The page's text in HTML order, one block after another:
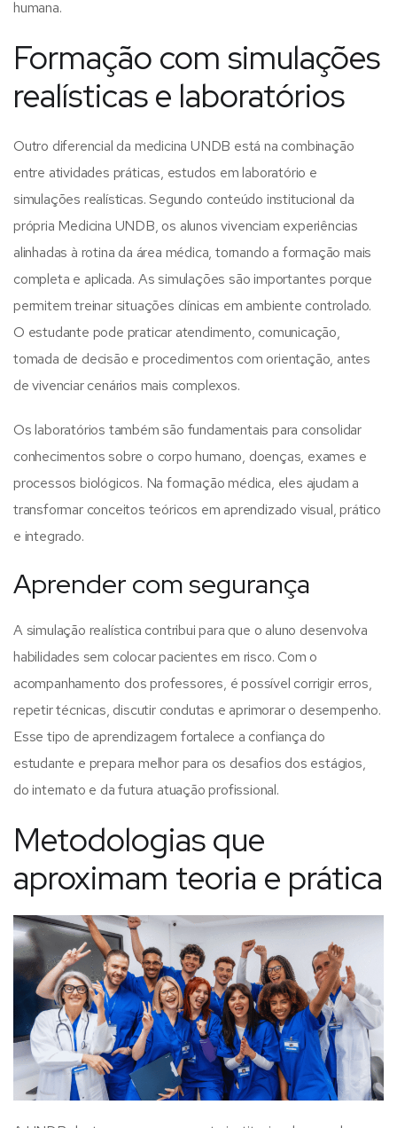
humana.
Formação com simulações
realísticas e laboratórios
Outro diferencial da medicina UNDB está na combinação
entre atividades práticas, estudos em laboratório e
simulações realísticas. Segundo conteúdo institucional da
própria Medicina UNDB, os alunos vivenciam experiências
alinhadas à rotina da área médica, tornando a formação mais
completa e aplicada. As simulações são importantes porque
permitem treinar situações clínicas em ambiente controlado.
O estudante pode praticar atendimento, comunicação,
tomada de decisão e procedimentos com orientação, antes
de vivenciar cenários mais complexos.
Os laboratórios também são fundamentais para consolidar
conhecimentos sobre o corpo humano, doenças, exames e
processos biológicos. Na formação médica, eles ajudam a
transformar conceitos teóricos em aprendizado visual, prático
e integrado.
Aprender com segurança
A simulação realística contribui para que o aluno desenvolva
habilidades sem colocar pacientes em risco. Com o
acompanhamento dos professores, é possível corrigir erros,
repetir técnicas, discutir condutas e aprimorar o desempenho.
Esse tipo de aprendizagem fortalece a confiança do
estudante e prepara melhor para os desafios dos estágios,
do internato e da futura atuação profissional.
Metodologias que
aproximam teoria e prática